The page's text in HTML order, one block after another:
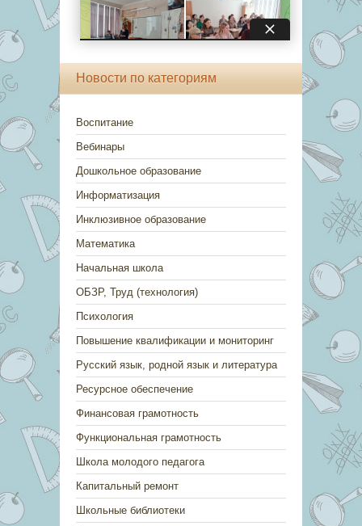
Новости по категориям
Воспитание
Вебинары
Дошкольное образование
Информатизация
Инклюзивное образование
Математика
Начальная школа
ОБЗР, Труд (технология)
Психология
Повышение квалификации и мониторинг
Русский язык, родной язык и литература
Ресурсное обеспечение
Финансовая грамотность
Функциональная грамотность
Школа молодого педагога
Капитальный ремонт
Школьные библиотеки